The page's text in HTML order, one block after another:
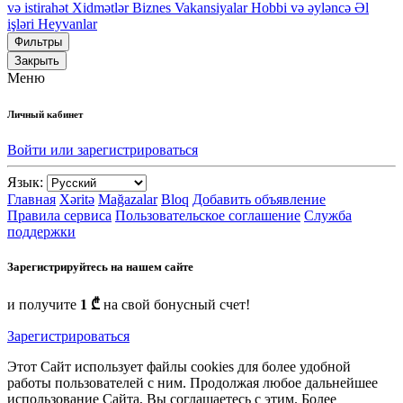
və istirahət Xidmətlər Biznes Vakansiyalar Hobbi və əyləncə Əl
işləri Heyvanlar
Фильтры
Закрыть
Меню
Личный кабинет
Войти или зарегистрироваться
Язык:
Главная Xəritə Mağazalar Bloq Добавить объявление
Правила сервиса Пользовательское соглашение Служба
поддержки
Зарегистрируйтесь на нашем сайте
и получите 1 ₾ на свой бонусный счет!
Зарегистрироваться
Этот Сайт использует файлы cookies для более удобной
работы пользователей с ним. Продолжая любое дальнейшее
использование Сайта, Вы соглашаетесь с этим. Более